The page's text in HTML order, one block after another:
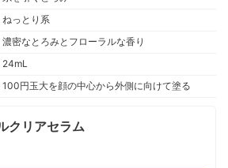
ねっとり系
濃密なとろみとフローラルな香り
24mL
100円玉大を顔の中心から外側に向けて塗る
クリアセラム